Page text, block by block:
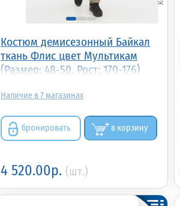
Костюм демисезонный Байкал
ткань Флис цвет Мультикам
(Размер: 48-50, Рост: 170-176)
7
бронировать в корзину
4 520.00р. (шт.)